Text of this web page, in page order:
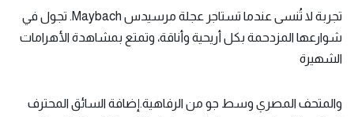
تجربة لا تُنسى عندما تستاجر عجلة مرسيدس Maybach. تجول في
شوارعها المزدحمة بكل أريحية وأناقة، وتمتع بمشاهدة الأهرامات
الشهيرة
والمتحف المصري وسط جو من الرفاهية.إضافة السائق المحترف